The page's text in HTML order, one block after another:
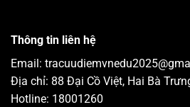
Thông tin liên hệ
Email:
Địa chỉ: 88 Đại Cồ Việt, Hai Bà
Hotline: 18001260